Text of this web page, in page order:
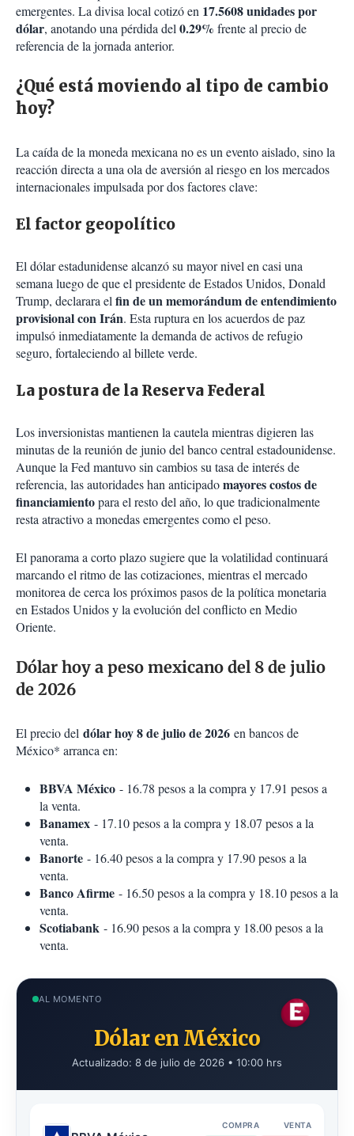
emergentes. La divisa local cotizó en 17.5608 unidades por
dólar, anotando una pérdida del0.29% frente al precio de
referencia de la jornada anterior.
¿Qué está moviendo al tipo de cambio
hoy?
La caída de la moneda mexicana no es un evento aislado, sino la
reacción directa a una ola de aversión al riesgo en los mercados
internacionales impulsada por dos factores clave:
El factor geopolítico
El dólar estadunidense alcanzó su mayor nivel en casi una
semana luego de que el presidente de Estados Unidos, Donald
Trump, declarara elfin de un memorándum de entendimiento
provisional con Irán. Esta ruptura en los acuerdos de paz
impulsó inmediatamente la demanda de activos de refugio
seguro, fortaleciendo al billete verde.
La postura de la Reserva Federal
Los inversionistas mantienen la cautela mientras digieren las
minutas de la reunión de junio del banco central estadounidense.
Aunque la Fed mantuvo sin cambios su tasa de interés de
referencia, las autoridades han anticipadomayores costos de
financiamientopara el resto del año, lo que tradicionalmente
resta atractivo a monedas emergentes como el peso.
El panorama a corto plazo sugiere que la volatilidad continuará
marcando el ritmo de las cotizaciones, mientras el mercado
monitorea de cerca los próximos pasos de la política monetaria
en Estados Unidos y la evolución del conflicto en Medio
Oriente.
Dólar hoy a peso mexicano del 8 de julio
de 2026
El precio del dólar hoy 8 de julio de 2026 en bancos de
México* arranca en:
BBVA México - 16.78 pesos a la compra y 17.91 pesos a
la venta.
Banamex - 17.10 pesos a la compra y 18.07 pesos a la
venta.
Banorte - 16.40 pesos a la compra y 17.90 pesos a la
venta.
Banco Afirme - 16.50 pesos a la compra y 18.10 pesos a la
venta.
Scotiabank - 16.90 pesos a la compra y 18.00 pesos a la
venta.
AL MOMENTO
Dólar en México
Actualizado: 8 de julio de 2026 • 10:00 hrs
COMPRA VENTA